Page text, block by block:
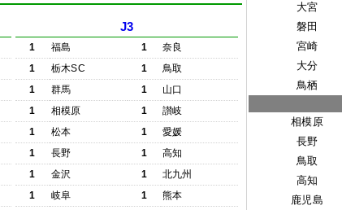
J3
1 福島 1
奈良
1
栃木SC 1
鳥取
1
群馬 1
山口
1
相模原 1
讃岐
1
松本 1
愛媛
1
長野 1
高知
1
金沢 1
北九州
1
岐阜 1
熊本
大宮
磐田
宮崎
大分
鳥栖
相模原
長野
鳥取
高知
鹿児島